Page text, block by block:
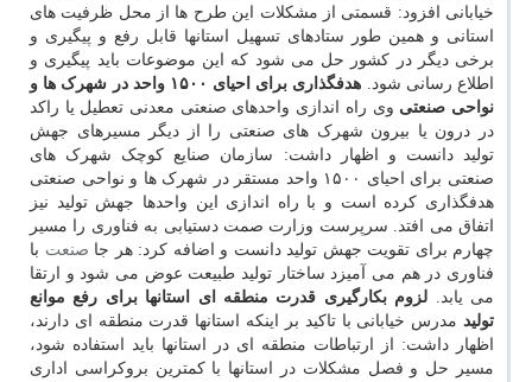
خیابانی افزود: قسمتی از مشکلات این طرح ها از محل ظرفیت های
استانی و همین طور ستادهای تسهیل استانها قابل رفع و پیگیری و
برخی دیگر در کشور حل می شود که این موضوعات باید پیگیری و
اطلاع رسانی شود.
هدفگذاری برای احیای ۱۵۰۰ واحد در شهرک ها و
نواحی صنعتی وی راه اندازی واحدهای صنعتی معدنی تعطیل یا راکد
در درون یا بیرون شهرک های صنعتی را از دیگر مسیرهای جهش
تولید دانست و اظهار داشت: سازمان صنایع کوچک شهرک های
صنعتی برای احیای ۱۵۰۰ واحد مستقر در شهرک ها و نواحی صنعتی
هدفگذاری کرده است و با راه اندازی این واحدها جهش تولید نیز
اتفاق می افتد. سرپرست وزارت صمت دستیابی به فناوری را مسیر
چهارم برای تقویت جهش تولید دانست و اضافه کرد: هر جا صنعت با
فناوری در هم می آمیزد ساختار تولید طبیعت عوض می شود و ارتقا
می یابد. لزوم بکارگیری قدرت منطقه ای استانها برای رفع موانع
تولید مدرس خیابانی با تاکید بر اینکه استانها قدرت منطقه ای دارند،
اظهار داشت: از ارتباطات منطقه ای در استانها باید استفاده شود،
مسیر حل و فصل مشکلات در استانها با کمترین بروکراسی اداری